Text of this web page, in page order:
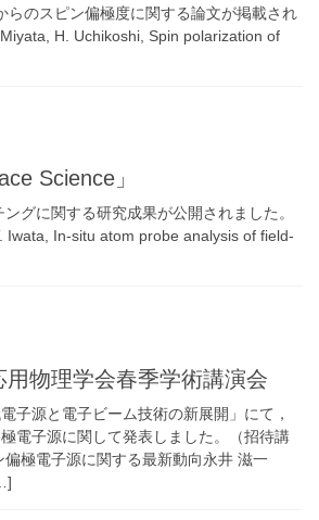
らのスピン偏極度に関する論文が掲載され
H. Uchikoshi, Spin polarization of
Science」
グに関する研究成果が公開されました。
Iwata, In-situ atom probe analysis of field-
用物理学会春季学術講演会
子源と電子ビーム技術の新展開」にて，
電子源に関して発表しました。（招待講
極電子源に関する最新動向永井 滋一